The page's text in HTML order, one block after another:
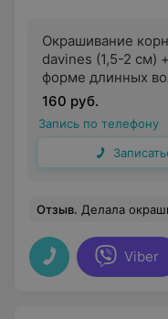
Окрашивание
davines (1,5-2 см)
форме длинных
см
160 руб.
Запись по телефону
Отзыв. Делала окрашивание корней. Очень
Viber